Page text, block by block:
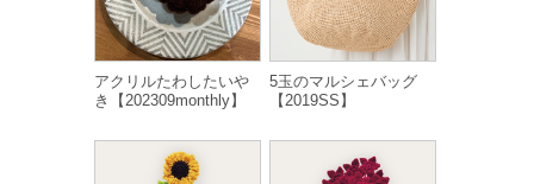
アクリルたわしたいや
き【202309monthly】
5玉のマルシェバッグ
【2019SS】